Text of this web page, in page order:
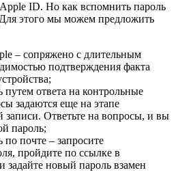
ID. Но как вспомнить пароль
этого мы можем предложить
– сопряжено с длительным
подтверждения факта
путем ответа на контрольные
задаются еще на этапе
записи. Ответьте на вопросы, и вы
пароль;
по почте – запросите
пройдите по ссылке в
задайте новый пароль взамен